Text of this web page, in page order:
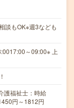
談もOK※週3なども
～09:00※ 上
護福祉士：時給
円～1812円